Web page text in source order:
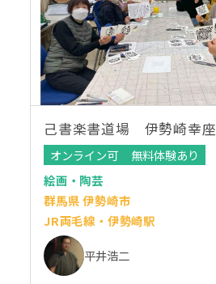
己書楽書道場 伊勢崎幸座
オンライン可
無料体験あり
絵画・陶芸
群馬県 伊勢崎市
JR両毛線・伊勢崎駅
平井浩二